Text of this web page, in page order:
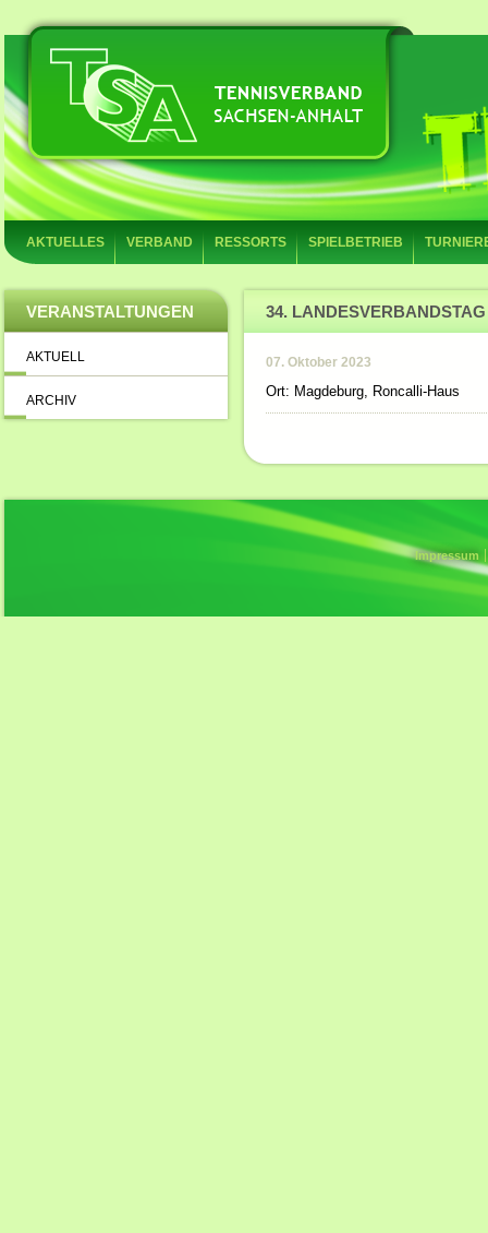
AKTUELLES VERBAND RESSORTS SPIELBETRIEB
VERANSTALTUNGEN
AKTUELL
ARCHIV
34. LANDESVERBANDSTAG
07. Oktober 2023
Ort: Magdeburg, Roncalli-Haus
Impressum